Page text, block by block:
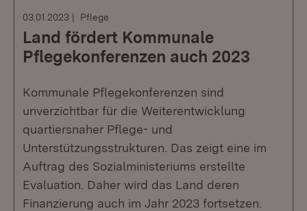
03.01.2023 Pflege
Land fördert Kommunale
Pflegekonferenzen auch 2023
Kommunale Pflegekonferenzen sind
unverzichtbar für die Weiterentwicklung
quartiersnaher Pflege- und
Unterstützungsstrukturen. Das zeigt eine im
Auftrag des Sozialministeriums erstellte
Evaluation. Daher wird das Land deren
Finanzierung auch im Jahr 2023 fortsetzen.